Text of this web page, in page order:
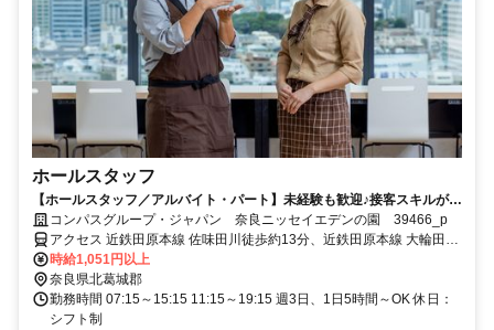
ホールスタッフ
【ホールスタッフ／アルバイト・パート】未経験も歓迎♪接客スキルが活
かせる！
コンパスグループ・ジャパン 奈良ニッセイエデンの園 39466_p
アクセス 近鉄田原本線 佐味田川徒歩約13分、近鉄田原本線 大輪田徒
歩約17分、近鉄田原本線 池部徒歩約20分 奈良交通バス「高塚台一丁
目」バス停徒歩約3分
時給1,051円以上
奈良県北葛城郡
勤務時間 07:15～15:15 11:15～19:15 週3日、1日5時間～OK 休日：
シフト制